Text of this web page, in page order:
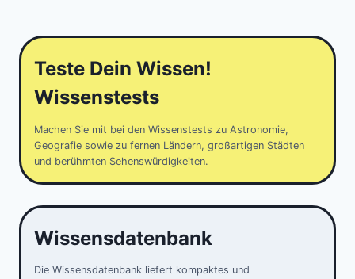
Teste Dein Wissen!
Wissenstests
Machen Sie mit bei den Wissenstests zu Astronomie,
Geografie sowie zu fernen Ländern, großartigen Städten
und berühmten Sehenswürdigkeiten.
Wissensdatenbank
Die Wissensdatenbank liefert kompaktes und